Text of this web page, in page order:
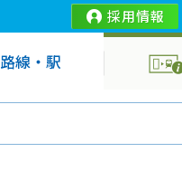
採用情報
路線・駅